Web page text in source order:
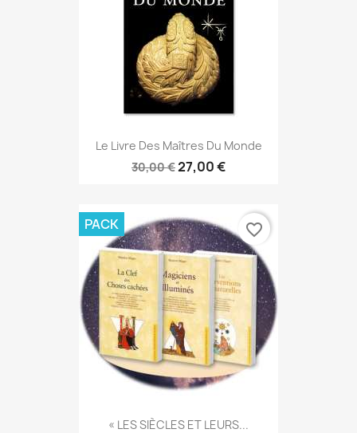
Le Livre Des Maîtres Du Monde
30,00 €27,00 €
« LES SIÈCLES ET LEURS...
PACK favorite_border